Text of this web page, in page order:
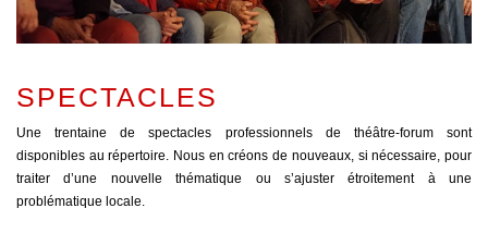
SPECTACLES
Une trentaine de spectacles professionnels de théâtre-forum sont
disponibles au répertoire. Nous en créons de nouveaux, si nécessaire, pour
traiter d’une nouvelle thématique ou s’ajuster étroitement à une
problématique locale.